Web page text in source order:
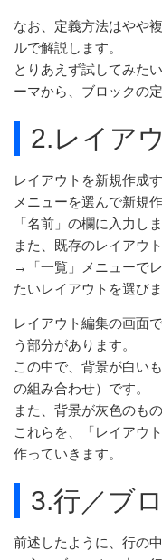
なお、定義方法はやや
ルで解説します。
とりあえず試してみた
ーマから、ブロックの
2.レイア
レイアウトを新規作成
メニューを選んで新規
「名前」の欄に入力しま
また、既存のレイアウ
→「一覧」メニューで
たいレイアウトを選びま
レイアウト編集の画面
う部分があります。
この中で、背景が白い
の組み合わせ）です。
また、背景が灰色のも
これらを、「レイアウ
作っていきます。
3.行／ブ
前述したように、行の